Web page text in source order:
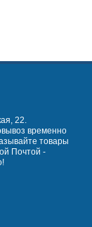
подобных
подходящего
22.
временно
товары
Почтой -